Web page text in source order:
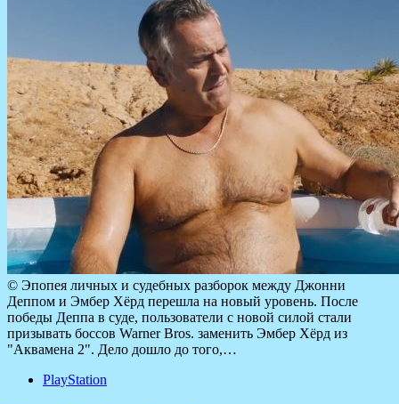
© Эпопея личных и судебных разборок между Джонни
Деппом и Эмбер Хёрд перешла на новый уровень. После
победы Деппа в суде, пользователи с новой силой стали
призывать боссов Warner Bros. заменить Эмбер Хёрд из
"Аквамена 2". Дело дошло до того,…
PlayStation